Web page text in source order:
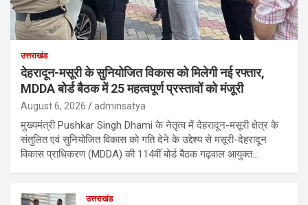
उत्तराखंड
देहरादून-मसूरी के सुनियोजित विकास को मिलेगी नई रफ्तार,
MDDA बोर्ड बैठक में 25 महत्वपूर्ण प्रस्तावों को मंजूरी
August 6, 2026 adminsatya
मुख्यमंत्री Pushkar Singh Dhami के नेतृत्व में देहरादून-मसूरी क्षेत्र के
संतुलित एवं सुनियोजित विकास को गति देने के उद्देश्य से मसूरी-देहरादून
विकास प्राधिकरण (MDDA) की 114वीं बोर्ड बैठक गढ़वाल आयुक्त…
उत्तराखंड